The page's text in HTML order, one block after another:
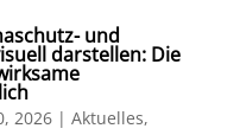
und
darstellen: Die
2026| Aktuelles,